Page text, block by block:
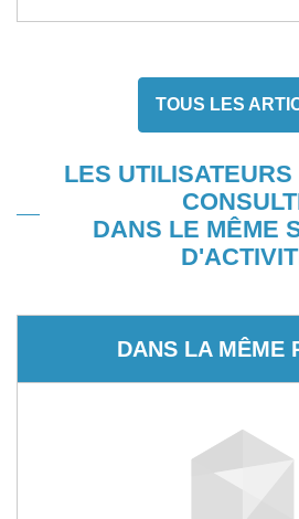
TOUS LES
LES
DANS LE MÊME
DANS LA MÊME